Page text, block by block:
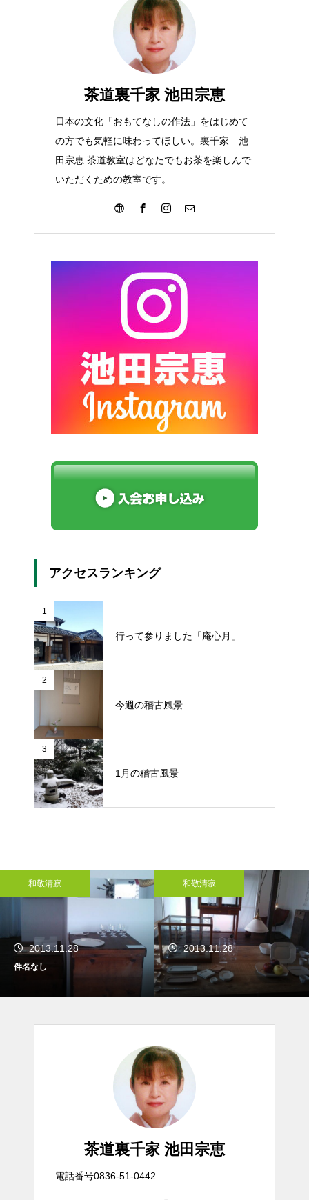
茶道裏千家 池田宗恵
日本の文化「おもてなしの作法」をはじめて
の方でも気軽に味わってほしい。裏千家 池
田宗恵 茶道教室はどなたでもお茶を楽しんで
いただくための教室です。
アクセスランキング
1
行って参りました「庵心月」
2
今週の稽古風景
3
1月の稽古風景
和敬清寂
2013.11.28
件名なし
和敬清寂
2013.11.28
茶道裏千家 池田宗恵
電話番号0836-51-0442